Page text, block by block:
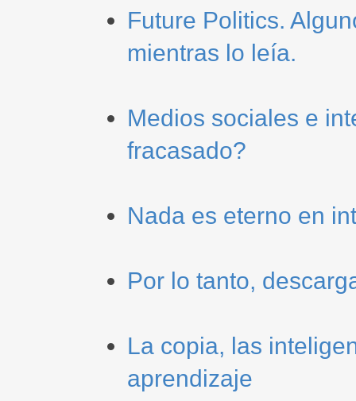
Future Politics.
mientras lo leía.
Medios sociales e
fracasado?
Nada es eterno en
Por lo tanto,
La copia, las
aprendizaje